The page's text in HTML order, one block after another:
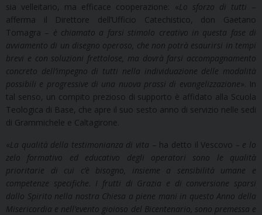
sia velleitario, ma efficace cooperazione: «Lo sforzo di tutti –
afferma il Direttore dell’Ufficio Catechistico, don Gaetano
Tomagra – è chiamato a farsi stimolo creativo in questa fase di
avviamento di un disegno operoso, che non potrà esaurirsi in tempi
brevi e con soluzioni frettolose, ma dovrà farsi accompagnamento
concreto dell’impegno di tutti nella individuazione delle modalità
possibili e progressive di una nuova prassi di evangelizzazione». In
tal senso, un compito prezioso di supporto è affidato alla Scuola
Teologica di Base, che apre il suo sesto anno di servizio nelle sedi
di Grammichele e Caltagirone.
«La qualità della testimonianza di vita – ha detto il Vescovo – e lo
zelo formativo ed educativo degli operatori sono le qualità
prioritarie di cui c’è bisogno, insieme a sensibilità umane e
competenze specifiche.
I frutti di Grazia e di conversione sparsi
dallo Spirito nella nostra Chiesa a piene mani in questo Anno della
Misericordia e nell’evento gioioso del Bicentenario, sono premessa e